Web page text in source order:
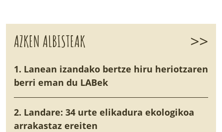
AZKEN ALBISTEAK >>
1. Lanean izandako bertze hiru heriotzaren
berri eman du LABek
2. Landare: 34 urte elikadura ekologikoa
arrakastaz ereiten